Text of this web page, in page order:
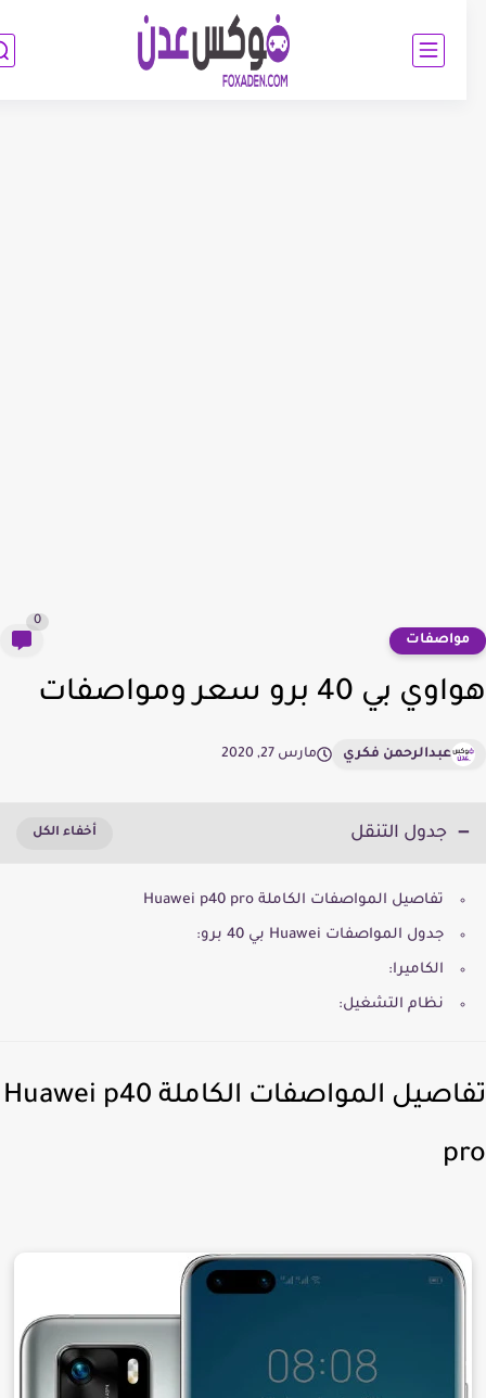
بي 40 برو سعر ومواصفات
عبدالرحمن فكري مارس 27, 2020
جدول التنقل
تفاصيل المواصفات الكاملة Huawei p40 pro
جدول المواصفات Huawei بي 40 برو:
الكاميرا:
نظام التشغيل:
تفاصيل المواصفات الكاملة Huawei p40